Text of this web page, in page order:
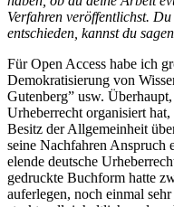
Verfahren veröffentlichst.
entschieden, kannst du
Für Open Access habe ich
Demokratisierung von
Gutenberg” usw.
Urheberrecht organisiert
Besitz der Allgemeinheit
seine Nachfahren Anspruch
elende deutsche
gedruckte Buchform hatte
auferlegen, noch einmal